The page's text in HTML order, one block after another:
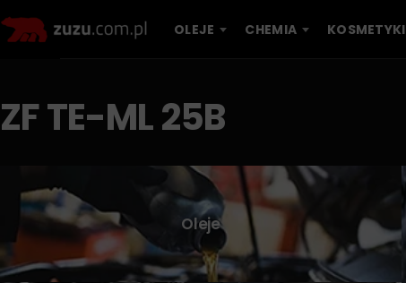
OLEJE CHEMIA KOSMETYKI
ZF TE-ML 25B
Oleje